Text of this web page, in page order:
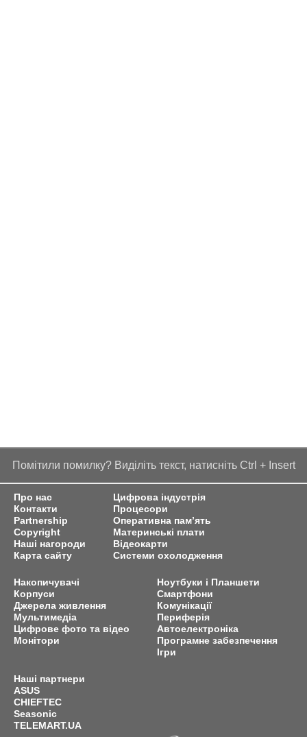
Помітили помилку? Виділіть текст, натисніть Ctrl + Insert
Про нас
Контакти
Partnership
Copyright
Наші нагороди
Карта сайту
Цифрова індустрія
Процесори
Оперативна пам’ять
Материнські плати
Відеокарти
Системи охолодження
Накопичувачі
Корпуси
Джерела живлення
Мультимедіа
Цифрове фото та відео
Монітори
Ноутбуки і Планшети
Смартфони
Комунікації
Периферія
Автоелектроніка
Програмне забезпечення
Ігри
Наші партнери
ASUS
CHIEFTEC
Seasonic
TELEMART.UA